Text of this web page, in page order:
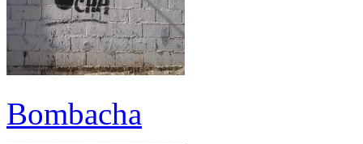
Bombacha